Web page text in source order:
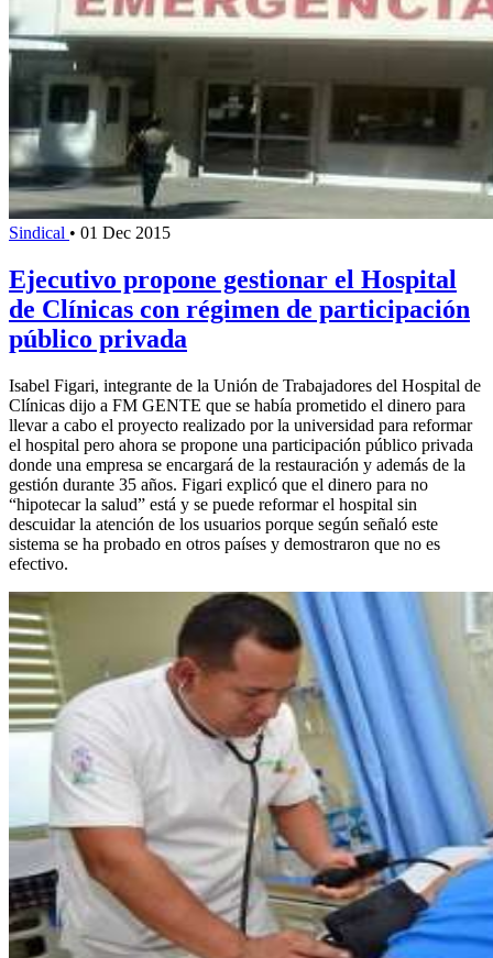
Sindical • 01 Dec 2015
Ejecutivo propone gestionar el Hospital
de Clínicas con régimen de participación
público privada
Isabel Figari, integrante de la Unión de Trabajadores del Hospital de
Clínicas dijo a FM GENTE que se había prometido el dinero para
llevar a cabo el proyecto realizado por la universidad para reformar
el hospital pero ahora se propone una participación público privada
donde una empresa se encargará de la restauración y además de la
gestión durante 35 años. Figari explicó que el dinero para no
“hipotecar la salud” está y se puede reformar el hospital sin
descuidar la atención de los usuarios porque según señaló este
sistema se ha probado en otros países y demostraron que no es
efectivo.